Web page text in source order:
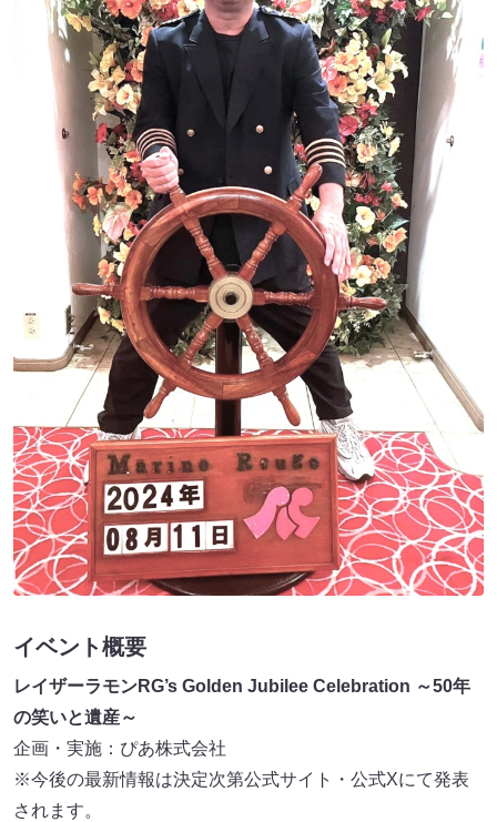
イベント概要
レイザーラモンRG’s Golden Jubilee Celebration ～50年
の笑いと遺産～
企画・実施：ぴあ株式会社
※今後の最新情報は決定次第公式サイト・公式Xにて発表
されます。